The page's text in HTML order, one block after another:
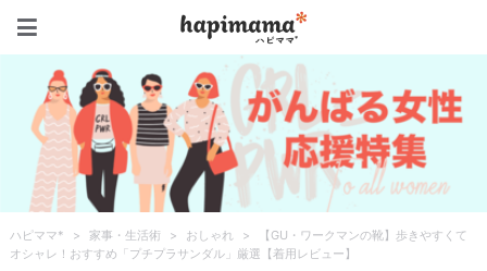
ハピママ* > 家事・生活術 > おしゃれ >
【GU・ワークマンの靴】歩きやすくて
オシャレ！おすすめ「プチプラサンダル」厳選【着用レビュー】